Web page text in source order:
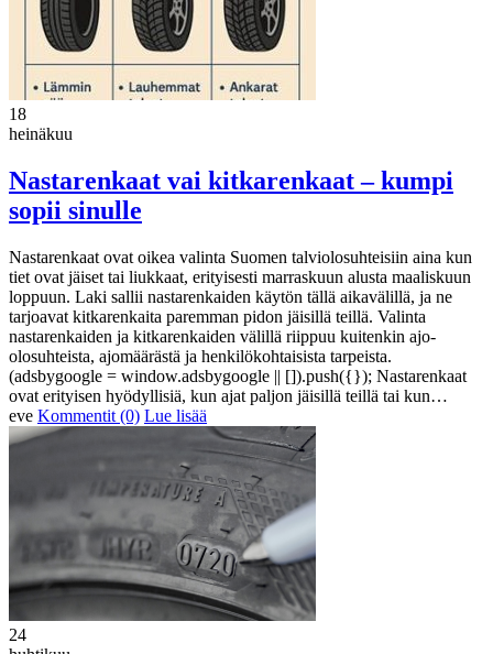
18
heinäkuu
Nastarenkaat vai kitkarenkaat – kumpi
sopii sinulle
Nastarenkaat ovat oikea valinta Suomen talviolosuhteisiin aina kun
tiet ovat jäiset tai liukkaat, erityisesti marraskuun alusta maaliskuun
loppuun. Laki sallii nastarenkaiden käytön tällä aikavälillä, ja ne
tarjoavat kitkarenkaita paremman pidon jäisillä teillä. Valinta
nastarenkaiden ja kitkarenkaiden välillä riippuu kuitenkin ajo-
olosuhteista, ajomäärästä ja henkilökohtaisista tarpeista.
(adsbygoogle = window.adsbygoogle || []).push({}); Nastarenkaat
ovat erityisen hyödyllisiä, kun ajat paljon jäisillä teillä tai kun…
eve Kommentit (0) Lue lisää
24